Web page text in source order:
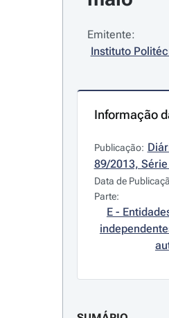
Emitente:
Instituto
Informação
Publicação:
89/2013,
Data de
Parte:
E -